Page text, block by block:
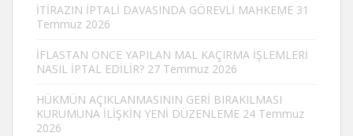
İTİRAZIN İPTALİ DAVASINDA GÖREVLİ MAHKEME 31
Temmuz 2026
İFLASTAN ÖNCE YAPILAN MAL KAÇIRMA İŞLEMLERİ
NASIL İPTAL EDİLİR? 27 Temmuz 2026
HÜKMÜN AÇIKLANMASININ GERİ BIRAKILMASI
KURUMUNA İLİŞKİN YENİ DÜZENLEME 24 Temmuz
2026